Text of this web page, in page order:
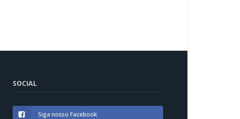
SOCIAL
Siga nosso Facebook